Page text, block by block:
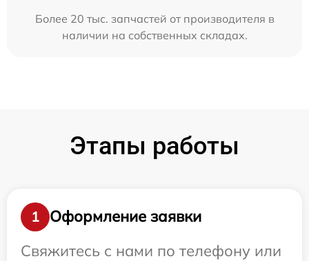
Более 20 тыс. запчастей от производителя в
наличии на собственных складах.
Этапы работы
1
Оформление заявки
Свяжитесь с нами по телефону или